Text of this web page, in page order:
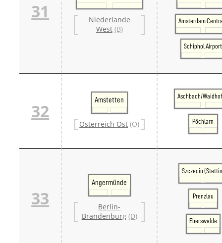
31
Niederlande
West (B)
Amsterdam
Schiphol Airport
32
Amstetten
Österreich Ost (Ö)
Aschbach/
Pöchlarn
33
Angermünde
Berlin-
Brandenburg (D)
Szczecin
Prenzlau
Eberswalde